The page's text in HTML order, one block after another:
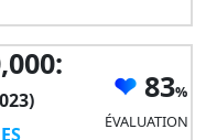
83
ÉVALUATION